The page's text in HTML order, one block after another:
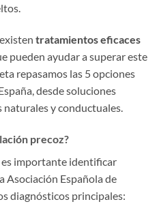
tratamientos eficaces
pueden ayudar a superar este
repasamos las 5 opciones
desde soluciones
y conductuales.
precoz?
importante identificar
Asociación Española de
diagnósticos principales: